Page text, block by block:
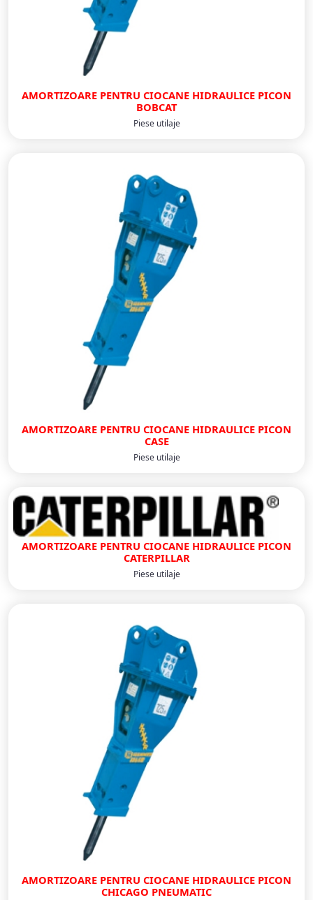
AMORTIZOARE PENTRU CIOCANE HIDRAULICE PICON
BOBCAT
Piese utilaje
AMORTIZOARE PENTRU CIOCANE HIDRAULICE PICON
CASE
Piese utilaje
AMORTIZOARE PENTRU CIOCANE HIDRAULICE PICON
CATERPILLAR
Piese utilaje
AMORTIZOARE PENTRU CIOCANE HIDRAULICE PICON
CHICAGO PNEUMATIC